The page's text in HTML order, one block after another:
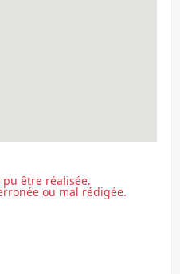
pu être réalisée.
ou mal rédigée.